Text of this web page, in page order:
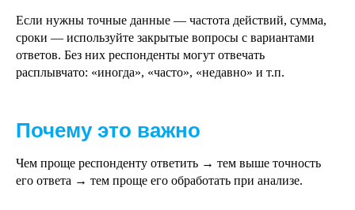
Если нужны точные данные — частота действий, сумма,
сроки — используйте закрытые вопросы с вариантами
ответов. Без них респонденты могут отвечать
расплывчато: «иногда», «часто», «недавно» и т.п.
Почему это важно
Чем проще респонденту ответить → тем выше точность
его ответа → тем проще его обработать при анализе.